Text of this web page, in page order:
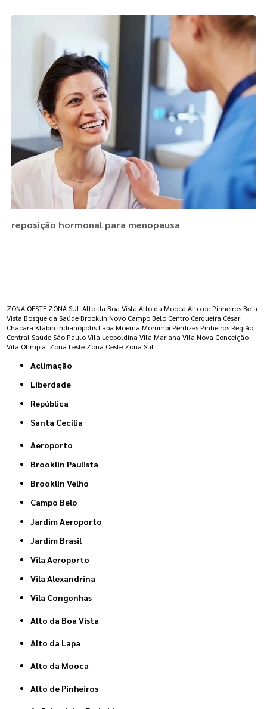
reposição hormonal para menopausa
ZONA OESTE ZONA SUL Alto da Boa Vista Alto da Mooca Alto de Pinheiros Bela
Vista Bosque da Saúde Brooklin Novo Campo Belo Centro Cerqueira César
Chacara Klabin Indianópolis Lapa Moema Morumbi Perdizes Pinheiros Região
Central Saúde São Paulo Vila Leopoldina Vila Mariana Vila Nova Conceição
Vila Olímpia Zona Leste Zona Oeste Zona Sul
Aclimação
Liberdade
República
Santa Cecília
Aeroporto
Brooklin Paulista
Brooklin Velho
Campo Belo
Jardim Aeroporto
Jardim Brasil
Vila Aeroporto
Vila Alexandrina
Vila Congonhas
Alto da Boa Vista
Alto da Lapa
Alto da Mooca
Alto de Pinheiros